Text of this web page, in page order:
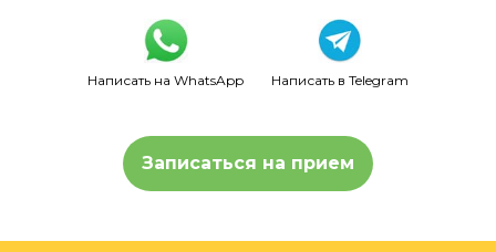
Написать на WhatsApp Написать в Telegram
Записаться на прием